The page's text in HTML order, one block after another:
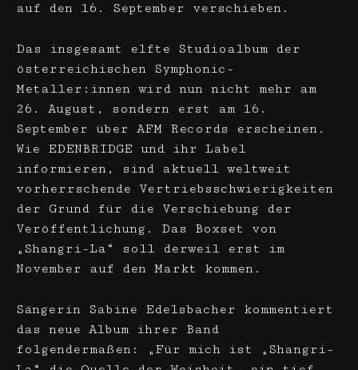
auf den 16. September verschieben.
Das insgesamt elfte Studioalbum der
österreichischen Symphonic-
Metaller:innen wird nun nicht mehr am
26. August, sondern erst am 16.
September über AFM Records erscheinen.
Wie EDENBRIDGE und ihr Label
informieren, sind aktuell weltweit
vorherrschende Vertriebsschwierigkeiten
der Grund für die Verschiebung der
Veröffentlichung. Das Boxset von
„Shangri-La“ soll derweil erst im
November auf den Markt kommen.
Sängerin Sabine Edelsbacher kommentiert
das neue Album ihrer Band
folgendermaßen: „Für mich ist „Shangri-